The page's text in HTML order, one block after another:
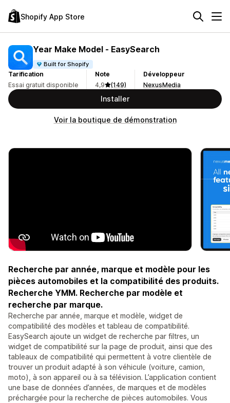
Shopify App Store
Year Make Model ‑ EasySearch
Built for Shopify
Tarification
Essai gratuit disponible
Note
4,9
(149)
Développeur
NexusMedia
Installer
Voir la boutique de démonstration
Recherche par année, marque et modèle pour les
pièces automobiles et la compatibilité des produits.
Recherche YMM. Recherche par modèle et
recherche par marque.
Recherche par année, marque et modèle, widget de
compatibilité des modèles et tableau de compatibilité.
EasySearch ajoute un widget de recherche par filtres, un
widget de compatibilité sur la page de produit, ainsi que des
tableaux de compatibilité qui permettent à votre clientèle de
trouver un produit adapté à son véhicule (voiture, camion,
moto), à son appareil ou à sa télévision. L’application contient
une base de données d’années, de marques et de modèles
préchargée pour la recherche de pièces automobiles. Vous